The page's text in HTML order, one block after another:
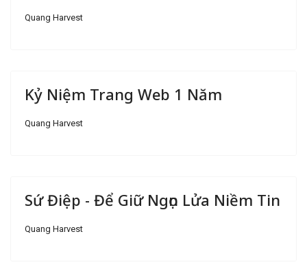
Quang Harvest
Kỷ Niệm Trang Web 1 Năm
Quang Harvest
Sứ Điệp - Để Giữ Ngọn Lửa Niềm Tin
Quang Harvest